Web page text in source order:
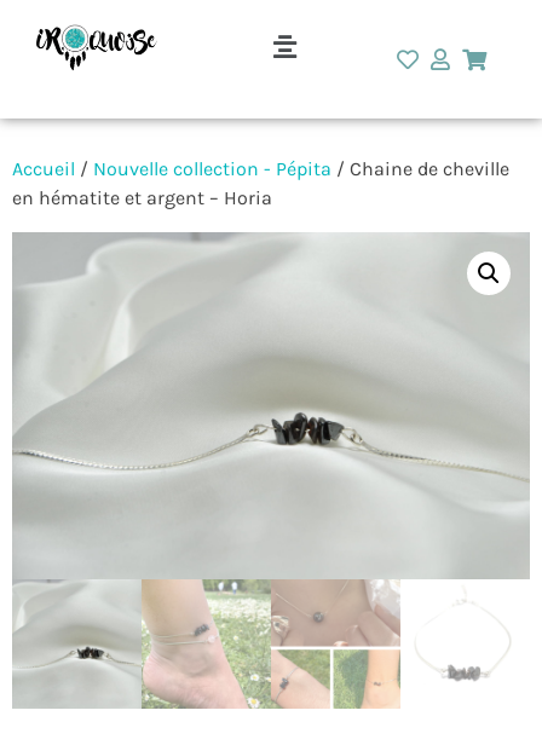
Accueil / Nouvelle collection - Pépita / Chaine de cheville
en hématite et argent – Horia